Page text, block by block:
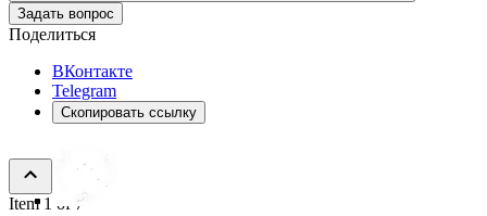
Задать вопрос
Поделиться
ВКонтакте
Telegram
Скопировать ссылку
Item 1 of 7